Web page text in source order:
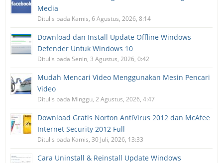
Media
Ditulis pada Kamis, 6 Agustus, 2026, 8:14
Download dan Install Update Offline Windows
Defender Untuk Windows 10
Ditulis pada Senin, 3 Agustus, 2026, 0:42
Mudah Mencari Video Menggunakan Mesin Pencari
Video
Ditulis pada Minggu, 2 Agustus, 2026, 4:47
Download Gratis Norton AntiVirus 2012 dan McAfee
Internet Security 2012 Full
Ditulis pada Kamis, 30 Juli, 2026, 13:33
Cara Uninstall & Reinstall Update Windows